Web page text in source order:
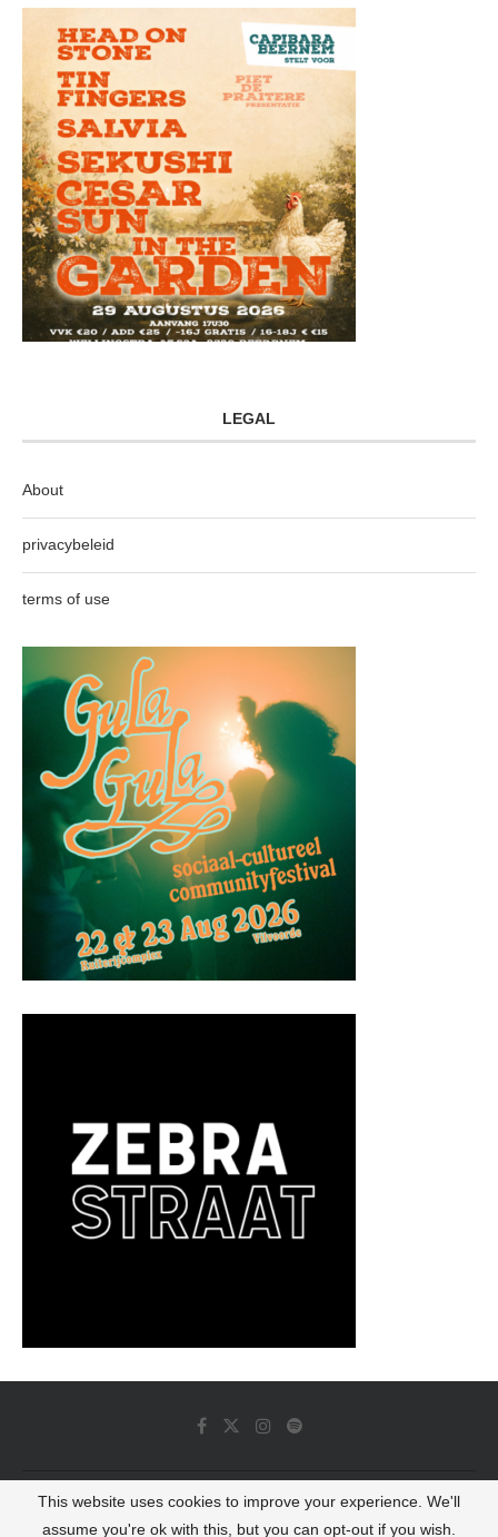
LEGAL
About
privacybeleid
terms of use
© 2022 - Luminous Dash All Rights Reserved
This website uses cookies to improve your experience. We'll
assume you're ok with this, but you can opt-out if you wish.